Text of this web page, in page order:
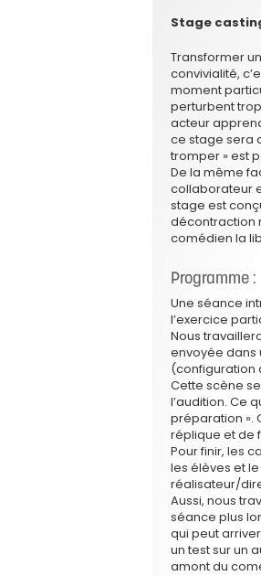
Stage
Transformer
convivialité,
moment
perturbent
acteur
ce stage sera
tromper » est
De la même
collaborateur
stage est
décontraction
comédien la
Programme :
Une séance
l’exercice
Nous
envoyée dans
(configuration
Cette scène
l’audition. Ce
préparation ».
réplique et de
Pour finir, les
les élèves et
réalisateur/
Aussi, nous
séance plus
qui peut
un test sur un
amont du